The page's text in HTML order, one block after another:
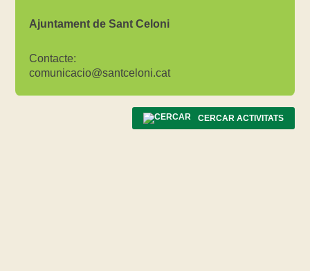
Ajuntament de Sant Celoni
Contacte:
comunicacio@santceloni.cat
CERCAR ACTIVITATS